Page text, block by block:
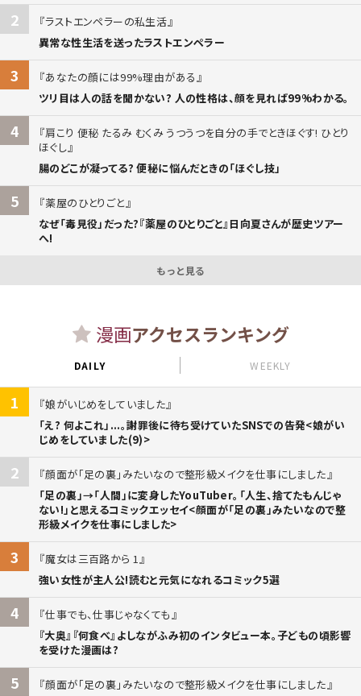
2
ラストエンペラーの私生活
異常な性生活を送ったラストエンペラー
3
あなたの顔には99%理由がある
ツリ目は人の話を聞かない? 人の性格は、顔を見れば99%わかる。
4
肩こり 便秘 たるみ むくみ うつうつを自分の手でときほぐす! ひとり
ほぐし
腸のどこが凝ってる? 便秘に悩んだときの「ほぐし技」
5
薬屋のひとりごと
なぜ「毒見役」だった?『薬屋のひとりごと』日向夏さんが歴史ツアー
へ!
もっと見る
漫画アクセスランキング
DAILY WEEKLY
1
娘がいじめをしていました
「え? 何よこれ」...。謝罪後に待ち受けていたSNSでの告発<娘がい
じめをしていました(9)>
2
顔面が「足の裏」みたいなので整形級メイクを仕事にしました
「足の裏」→「人間」に変身したYouTuber。「人生、捨てたもんじゃ
ない!」と思えるコミックエッセイ<顔面が「足の裏」みたいなので整
形級メイクを仕事にしました>
3
魔女は三百路から 1
強い女性が主人公!読むと元気になれるコミック5選
4
仕事でも、仕事じゃなくても
『大奥』『何食べ』よしながふみ初のインタビュー本。子どもの頃影響
を受けた漫画は?
5
顔面が「足の裏」みたいなので整形級メイクを仕事にしました